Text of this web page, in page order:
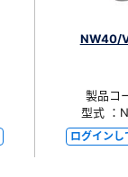
NW40/
製品コ
型式 ：
ログイン